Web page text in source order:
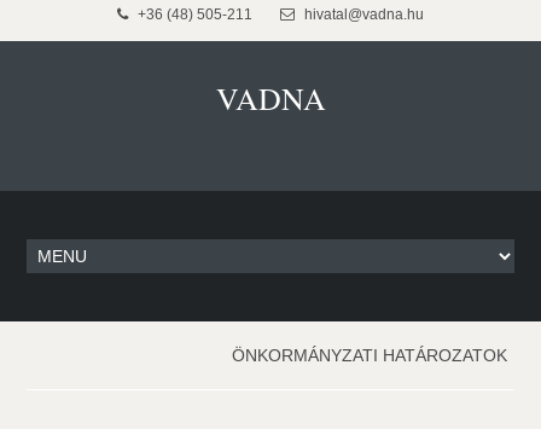
+36 (48) 505-211 hivatal@vadna.hu
VADNA
ÖNKORMÁNYZATI HATÁROZATOK